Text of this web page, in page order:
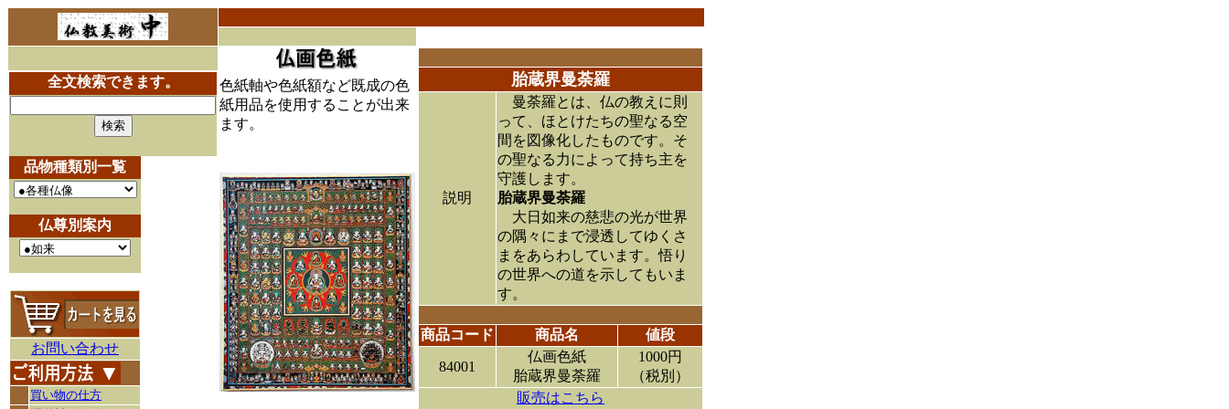
胎蔵界曼荼羅
説明
曼荼羅とは、仏の教えに則
って、ほとけたちの聖なる空
間を図像化したものです。そ
の聖なる力によって持ち主を
守護します。
胎蔵界曼荼羅
大日如来の慈悲の光が世界
の隅々にまで浸透してゆくさ
まをあらわしています。悟り
の世界への道を示してもいま
す。
商品コード 商品名 値段
84001
仏画色紙
胎蔵界曼荼羅
1000円
（税別）
販売はこちら
全文検索できます。
品物種類別一覧
仏尊別案内
お問い合わせ
買い物の仕方
色紙軸や色紙額など既成の色
紙用品を使用することが出来
ます。